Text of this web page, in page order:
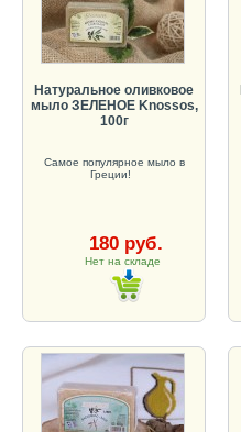
Натуральное оливковое
мыло ЗЕЛЕНОЕ Knossos,
100г
Самое популярное мыло в
Греции!
180 руб.
Нет на складе